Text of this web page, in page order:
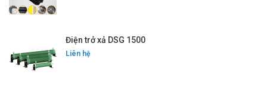
Điện trở xả DSG 1500
Liên hệ